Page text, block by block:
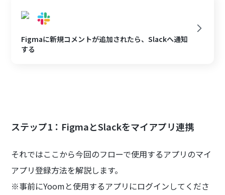
Figmaに新規コメントが追加されたら、Slackへ通知
する
ステップ1：FigmaとSlackをマイアプリ連携
それではここから今回のフローで使用するアプリのマイ
アプリ登録方法を解説します。
※事前にYoomと使用するアプリにログインしてくださ